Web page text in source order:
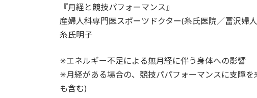
『月経と競技パフォーマンス』
産婦人科専門医スポーツドクター(糸氏医院／冨沢婦
糸氏明子
✳︎エネルギー不足による無月経に伴う身体への影響
✳︎月経がある場合の、競技パパフォーマンスに支障
も含む)